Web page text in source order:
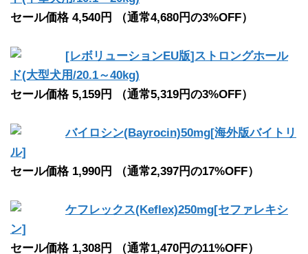
セール価格 4,540円 （通常4,680円の3%OFF）
[レボリューションEU版]ストロングホール
ド(大型犬用/20.1～40kg)
セール価格 5,159円 （通常5,319円の3%OFF）
バイロシン(Bayrocin)50mg[海外版バイトリ
ル]
セール価格 1,990円 （通常2,397円の17%OFF）
ケフレックス(Keflex)250mg[セファレキシ
ン]
セール価格 1,308円 （通常1,470円の11%OFF）